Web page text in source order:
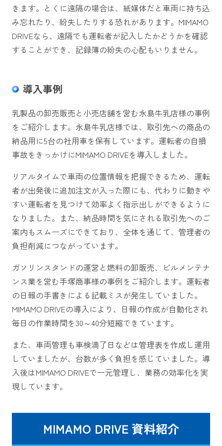
きます。とくに遠隔の場合は、紙媒体だと車両に持ち込
み忘れたり、紛失したりする恐れがあります。MIMAMO
DRIVEなら、遠隔でも運転者が記入したかどうかを確認
することができ、記録簿の紛失の心配もいりません。
導入事例
乳製品の卸売販売と小売店舗を営む永島牛乳店様の事例
をご紹介します。永島牛乳店様では、取引先への商品の
納品用に5台の社用車を保有しています。運転者の自損
事故をきっかけにMIMAMO DRIVEを導入しました。
リアルタイムで車両の位置情報を把握できるため、運転
者が出発後に追加注文が入った際にも、代わりに動きや
すい運転者を見つけて効率よく指示出しができるように
なりました。また、納品時間を気にされる取引先へのご
案内もスムーズにできており、全体を通じて、管理者の
負担削減につながっています。
ガソリンスタンドの運営と燃料の卸販売、ビルメンテナ
ンス業を営む手塚商事様の事例をご紹介します。運転者
の日報の手書きによる記載ミスが発生していました。
MIMAMO DRIVEの導入により、日報の作成が自動化され
毎日の作業時間を30～40分短縮できています。
また、車両管理も車検満了日などは管理表を作成し運用
していましたが、台数が多く負担を感じていました。導
入後はMIMAMO DRIVEで一元管理し、業務の効率化を実
現しています。
MIMAMO DRIVE 資料紹介